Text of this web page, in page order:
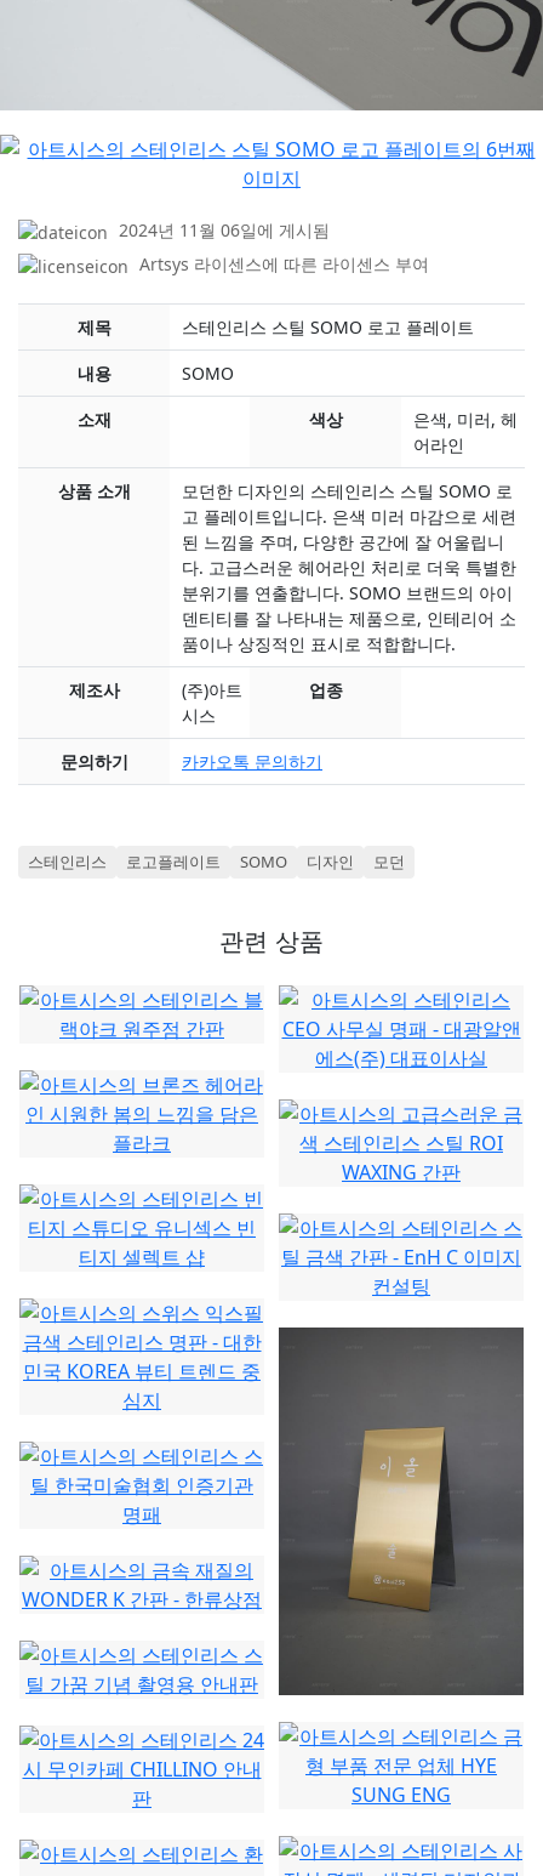
2024년 11월 06일에 게시됨
Artsys 라이센스에 따른 라이센스 부여
제목
스테인리스 스틸 SOMO 로고 플레이트
내용
SOMO
소재
색상
은색, 미러, 헤
어라인
상품 소개
모던한 디자인의 스테인리스 스틸 SOMO 로
고 플레이트입니다. 은색 미러 마감으로 세련
된 느낌을 주며, 다양한 공간에 잘 어울립니
다. 고급스러운 헤어라인 처리로 더욱 특별한
분위기를 연출합니다. SOMO 브랜드의 아이
덴티티를 잘 나타내는 제품으로, 인테리어 소
품이나 상징적인 표시로 적합합니다.
제조사
(주)아트
시스
업종
문의하기 카카오톡 문의하기
스테인리스 로고플레이트 SOMO 디자인 모던
관련 상품